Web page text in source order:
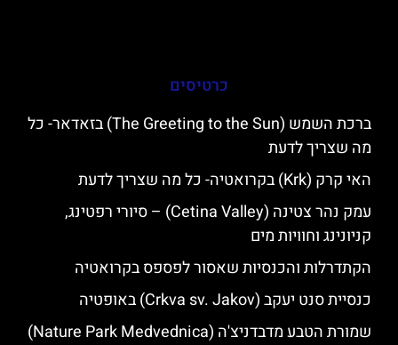
כרטיסים
ברכת השמש (The Greeting to the Sun) בזאדאר- כל
מה שצריך לדעת
האי קרק (Krk) בקרואטיה- כל מה שצריך לדעת
עמק נהר צטינה (Cetina Valley) – סיורי רפטינג,
קניונינג וחוויות מים
הקתדרלות והכנסיות שאסור לפספס בקרואטיה
כנסיית סנט יעקב (Crkva sv. Jakov) באופטיה
שמורת הטבע מדבדניצ'ה (Nature Park Medvednica)